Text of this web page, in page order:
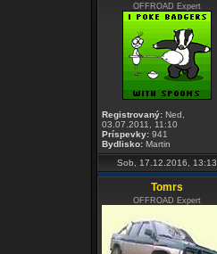
OFFROAD Expert
Registrovaný: Ned,
03.07.2011, 11:10
Príspevky: 941
Bydlisko: Martin
Sob, 17.12.2016, 13:13
Tomrs
OFFROAD Expert